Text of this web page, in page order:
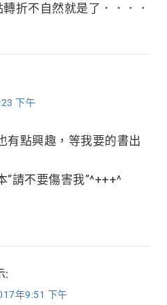
折不自然就是了．．．．
下午
有點興趣，等我要的書出
”請不要傷害我”^+++^
:
年9:51 下午